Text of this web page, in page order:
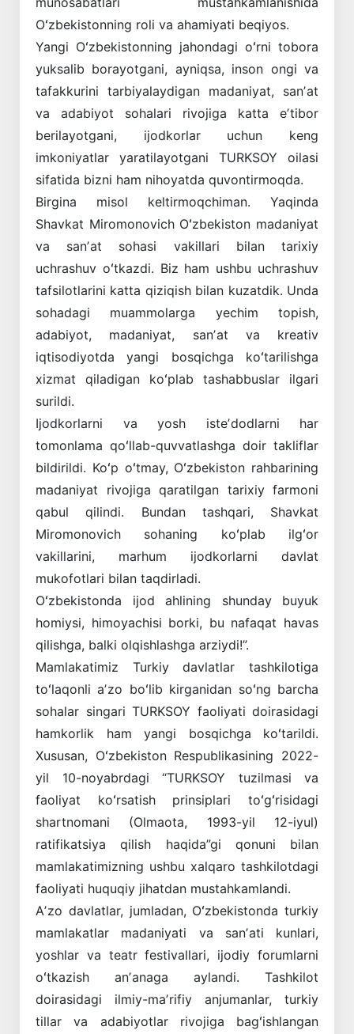
Oʻzbekistonning roli va ahamiyati beqiyos.
Yangi Oʻzbekistonning jahondagi oʻrni tobora
yuksalib borayotgani, ayniqsa, inson ongi va
tafakkurini tarbiyalaydigan madaniyat, sanʼat
va adabiyot sohalari ­rivojiga katta eʼtibor
berilayotgani, ijodkorlar uchun keng
imkoniyatlar yaratilayotgani ­TURKSOY oilasi
sifatida bizni ham nihoyatda quvontirmoqda.
Birgina misol keltirmoqchiman. Yaqinda
Shavkat Miromonovich Oʻzbekiston madaniyat
va sanʼat sohasi vakillari bilan tarixiy
uchrashuv oʻtkazdi. Biz ham ushbu uchrashuv
tafsilotlarini katta qiziqish bilan kuzatdik. Unda
sohadagi muammolarga yechim topish,
adabiyot, madaniyat, sanʼat va kreativ
iqtisodiyotda yangi bosqichga koʻtarilishga
xizmat qiladigan koʻplab tashabbuslar ilgari
surildi.
Ijodkorlarni va yosh isteʼdodlarni har
tomonlama qoʻllab-quvvatlashga doir takliflar
bildirildi. Koʻp oʻtmay, Oʻzbekiston rahbarining
madaniyat rivojiga qaratilgan tarixiy farmoni
qabul qilindi. Bundan tashqari, Shavkat
Miromonovich sohaning koʻplab ilgʻor
vakillarini, marhum ijodkorlarni davlat
mukofotlari bilan taqdirladi.
Oʻzbekistonda ijod ahlining shunday buyuk
homiysi, himoyachisi borki, bu nafaqat havas
qilishga, balki olqishlashga arziydi!”.
Mamlakatimiz Turkiy davlatlar tashkilotiga
toʻlaqonli aʼzo boʻlib kirganidan soʻng barcha
sohalar singari TURKSOY faoliyati doirasidagi
hamkorlik ham yangi bosqichga koʻtarildi.
Xususan, Oʻzbekiston Respublikasining 2022-
yil 10-noyabrdagi “TURKSOY tuzilmasi va
faoliyat koʻrsatish prinsiplari toʻgʻrisidagi
shartnomani (Olmaota, 1993-yil 12-iyul)
ratifikatsiya ­qilish haqida”gi qonuni bilan
mamlakatimizning ushbu xalqaro tashkilotdagi
faoliyati huquqiy jihatdan mustahkamlandi.
Aʼzo davlatlar, jumladan, Oʻzbekistonda turkiy
mamlakatlar madaniyati va sanʼati kunlari,
yoshlar va teatr festivallari, ijodiy forumlarni
oʻtkazish anʼanaga aylandi. Tashkilot
doirasidagi ilmiy-maʼrifiy anjumanlar, turkiy
tillar va adabiyotlar rivojiga bagʻishlangan